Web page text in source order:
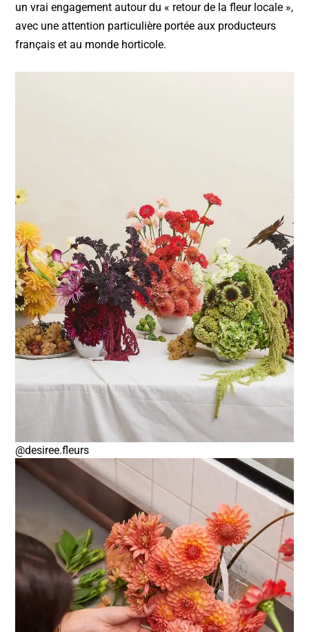
un vrai engagement autour du « retour de la fleur locale »,
avec une attention particulière portée aux producteurs
français et au monde horticole.
@desiree.fleurs